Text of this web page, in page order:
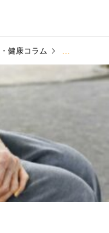
健康コラム 健康コラム